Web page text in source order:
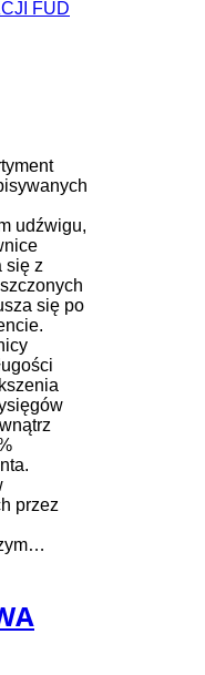
udźwigu,
się z
się po
przez